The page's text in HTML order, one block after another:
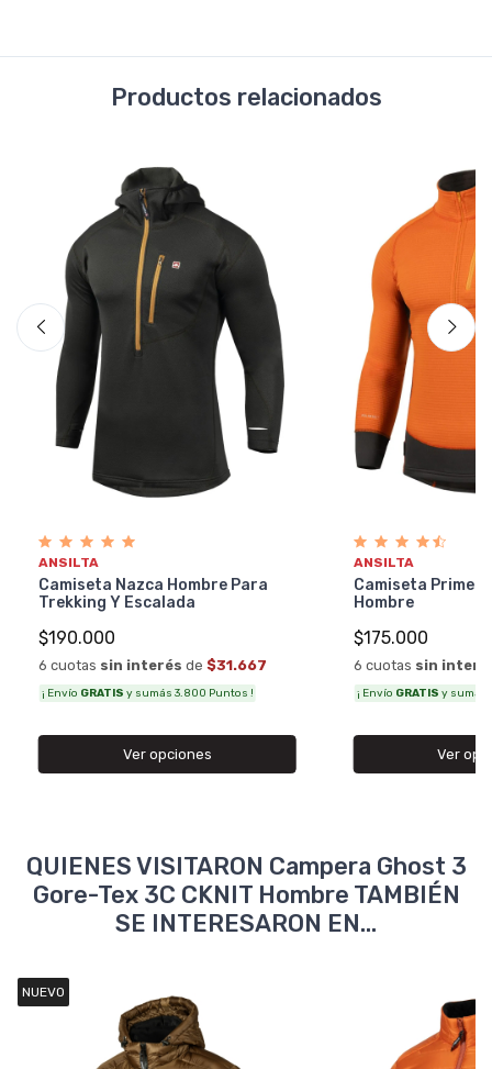
Productos relacionados
ANSILTA
Camiseta Nazca Hombre Para
Trekking Y Escalada
$190.000
6 cuotas sin interés de $31.667
¡ Envío GRATIS y sumás 3.800 Puntos !
Ver opciones
ANSILTA
Camiseta
Hombre
$175.000
6 cuotas sin
¡ Envío GRATIS y sumás
Ver
QUIENES VISITARON Campera Ghost 3
Gore-Tex 3C CKNIT Hombre TAMBIÉN
SE INTERESARON EN...
NUEVO